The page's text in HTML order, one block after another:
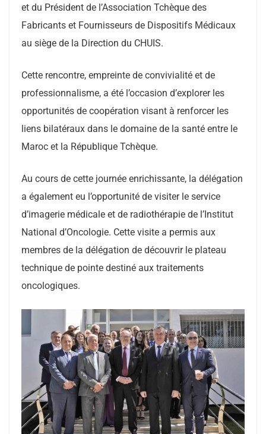
et du Président de l’Association Tchèque des
Fabricants et Fournisseurs de Dispositifs Médicaux
au siège de la Direction du CHUIS.
Cette rencontre, empreinte de convivialité et de
professionnalisme, a été l’occasion d’explorer les
opportunités de coopération visant à renforcer les
liens bilatéraux dans le domaine de la santé entre le
Maroc et la République Tchèque.
Au cours de cette journée enrichissante, la délégation
a également eu l’opportunité de visiter le service
d’imagerie médicale et de radiothérapie de l’Institut
National d’Oncologie. Cette visite a permis aux
membres de la délégation de découvrir le plateau
technique de pointe destiné aux traitements
oncologiques.